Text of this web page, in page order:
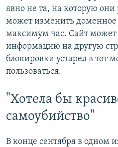
явно не та, на которую
может изменить доменное
максимум час. Сайт
информацию на другую
блокировки устарел в тот
пользоваться.
"Хотела бы
самоубийство"
В конце сентября в одном